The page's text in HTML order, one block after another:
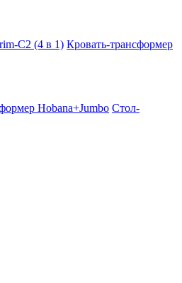
C2 (4 в 1) Кровать-трансформер
Hobana+Jumbo Стол-